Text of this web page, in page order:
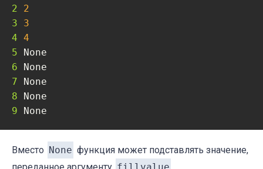
2 2
3 3
4 4
5
6
7
8
9 None
Вместо None функция может подставлять значение,